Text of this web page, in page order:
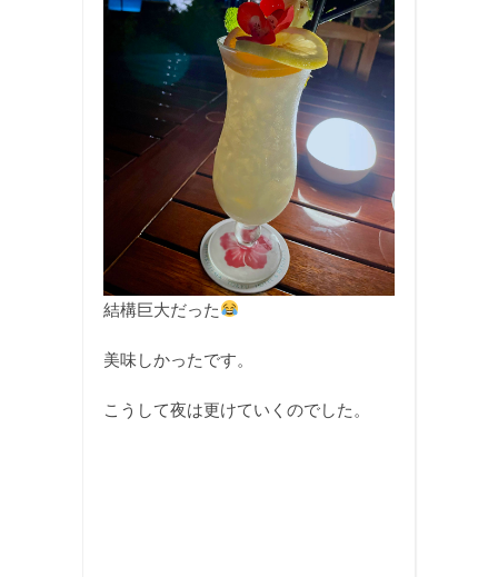
結構巨大だった
美味しかったです。
こうして夜は更けていくのでした。